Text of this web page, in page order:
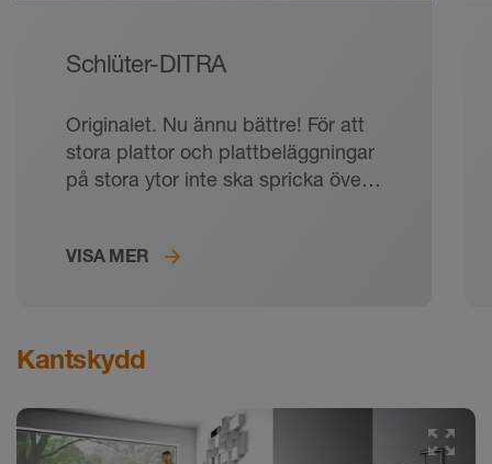
Schlüter-DITRA
Originalet. Nu ännu bättre! För att
stora plattor och plattbeläggningar
på stora ytor inte ska spricka över
VISA MER
Kantskydd